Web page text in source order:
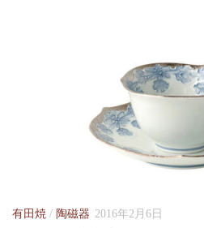
有田焼 / 陶磁器 2016年2月6日